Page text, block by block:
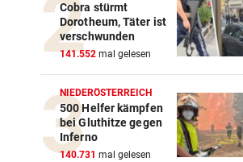
Cobra stürmt
Dorotheum, Täter ist
verschwunden
141.552 mal gelesen
NIEDERÖSTERREICH
500 Helfer kämpfen
bei Gluthitze gegen
Inferno
140.731 mal gelesen